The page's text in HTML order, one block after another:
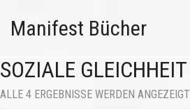
Manifest Bücher
SOZIALE GLEICHHEIT
ALLE 4 ERGEBNISSE WERDEN ANGEZEIGT